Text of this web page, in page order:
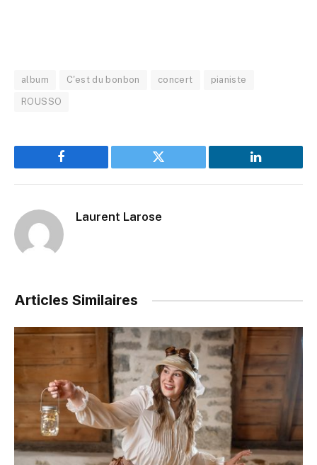
album C'est du bonbon concert pianiste
ROUSSO
Facebook Twitter LinkedIn
Laurent Larose
Articles Similaires